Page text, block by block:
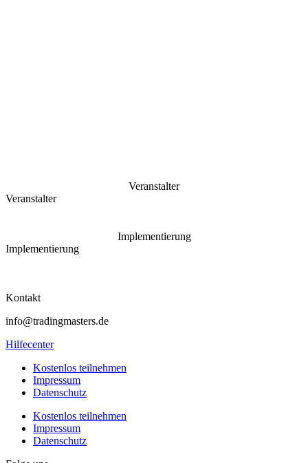
Veranstalter
Veranstalter
Implementierung
Implementierung
Kontakt
info@tradingmasters.de
Hilfecenter
Kostenlos teilnehmen
Impressum
Datenschutz
Kostenlos teilnehmen
Impressum
Datenschutz